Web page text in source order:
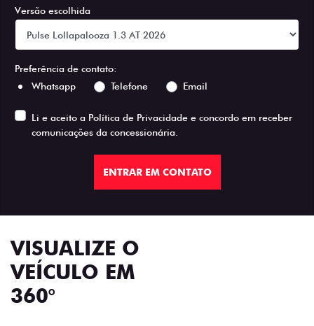
Versão escolhida
Preferência de contato:
Whatsapp
Telefone Email
Li e aceito a Política de Privacidade e concordo em receber
comunicações da concessionária.
ENTRAR EM CONTATO
VISUALIZE O
VEÍCULO EM
360°